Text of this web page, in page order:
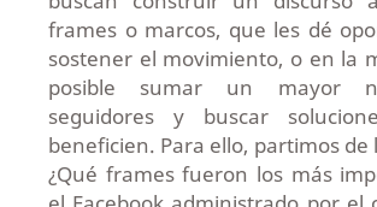
frames o marcos, que les dé
sostener el movimiento, o en la
posible sumar un mayor
seguidores y buscar
beneficien. Para ello, partimos
¿Qué frames fueron los más